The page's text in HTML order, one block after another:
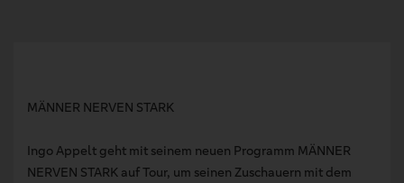
MÄNNER NERVEN STARK
Ingo Appelt geht mit seinem neuen Programm MÄNNER
NERVEN STARK auf Tour, um seinen Zuschauern mit dem